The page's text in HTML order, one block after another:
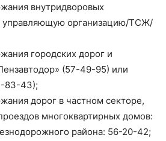
внутридворовых
управляющую организацию/ТСЖ/
городских дорог и
(57-49-95) или
83-43);
дорог в частном секторе,
многоквартирных домов:
района: 56-20-42;